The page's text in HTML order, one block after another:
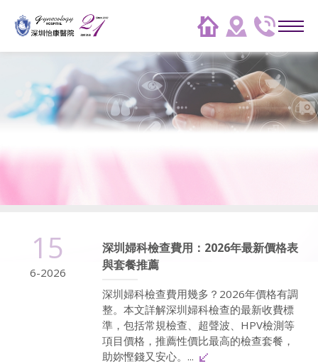
15
6-2026
深圳婦科檢查費用：2026年最新價格表
與套餐推薦
深圳婦科檢查費用幾多？2026年價格有調
整。本文詳解深圳婦科檢查的最新收費標
準，包括常規檢查、超聲波、HPV檢測等
項目價格，推薦性價比最高的檢查套餐，
助妳慳錢又安心。...